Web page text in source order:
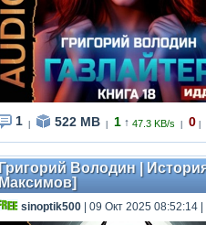
1 522 MB 1 ↑ 47.3 KB/s 0
Григорий Володин |
Максимов]
sinoptik500 | 09 Окт 2025 08:52:14